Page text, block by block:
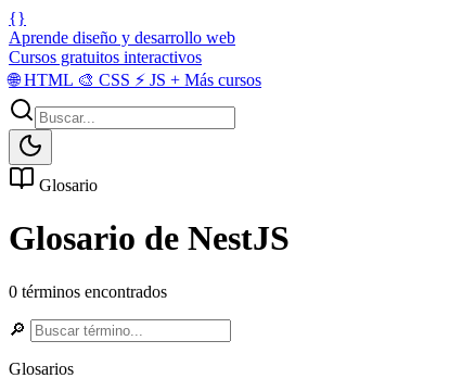
{}
Aprende diseño y desarrollo web
Cursos gratuitos interactivos
🌐HTML 🎨 CSS ⚡ JS + Más cursos
Glosario
Glosario de NestJS
0 términos encontrados
🔎
Glosarios